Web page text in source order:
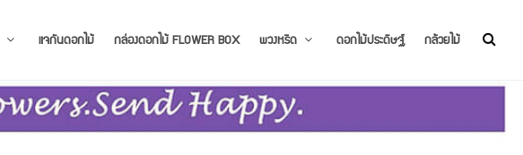
แจกันดอกไม้ กล่องดอกไม้ FLOWER BOX พวงหรีด ดอกไม้ประดิษฐ์ กล้วยไม้